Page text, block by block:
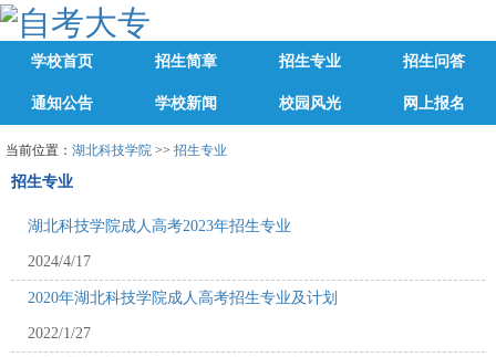
学校首页 招生简章 招生专业 招生问答
通知公告 学校新闻 校园风光 网上报名
当前位置： 湖北科技学院 >> 招生专业
招生专业
湖北科技学院成人高考2023年招生专业
2024/4/17
2020年湖北科技学院成人高考招生专业及计划
2022/1/27